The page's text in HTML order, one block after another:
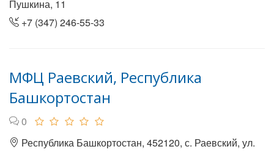
Пушкина, 11
+7 (347) 246-55-33
МФЦ Раевский, Республика
Башкортостан
0
Республика Башкортостан, 452120, с. Раевский, ул.